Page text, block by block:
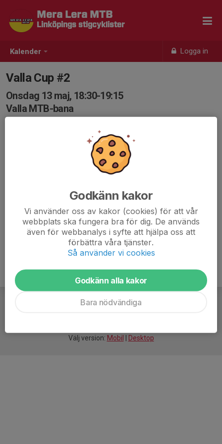
Kalender Logga in
Mera Lera MTB
Linköpings stigcyklister
Valla Cup #2
Onsdag 13 maj, 18:30-19:15
Valla MTB-bana
Inbjudan Valla cup 2026.pdf
Välj version: Mobil Desktop
Godkänn kakor
Vi använder oss av kakor (cookies) för att vår
webbplats ska fungera bra för dig. De används
även för webbanalys i syfte att hjälpa oss att
förbättra våra tjänster.
Så använder vi cookies
Godkänn alla kakor
Bara nödvändiga